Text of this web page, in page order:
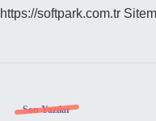
https://softpark.com.tr
Son Yazılar